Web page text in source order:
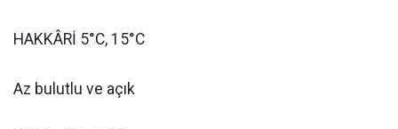
HAKKÂRİ 5°C, 15°C
Az bulutlu ve açık